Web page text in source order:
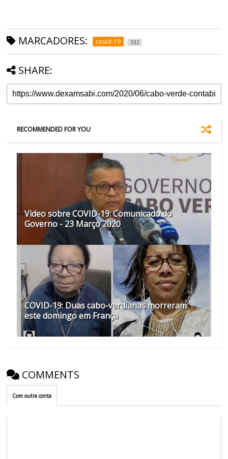
MARCADORES: covid-19 332
SHARE:
RECOMMENDED FOR YOU
Video sobre COVID-19: Comunicado do
Governo - 23 Março 2020
COVID-19: Duas cabo-verdianas morreram
este domingo em França
COMMENTS
Com outra conta